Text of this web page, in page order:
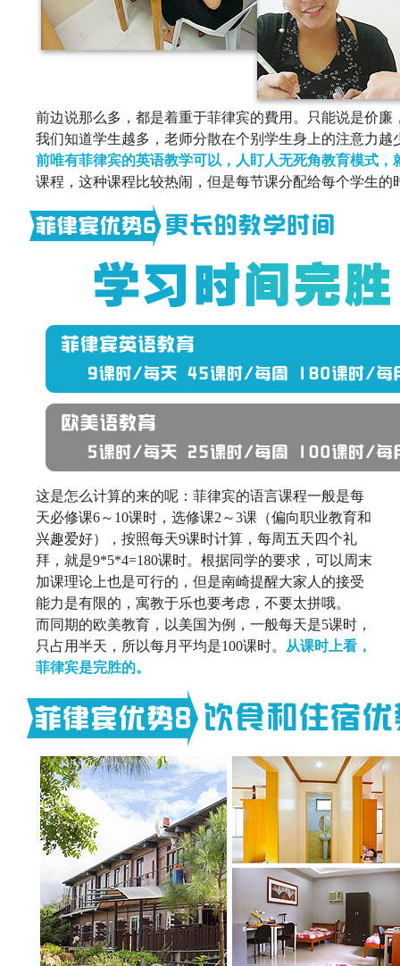
前边说那么多，都是着重于菲律宾的費用。只能说是价廉
我们知道学生越多，老师分散在个别学生身上的注意力
前唯有菲律宾的英语教学可以，人盯人无死角教育模式，
课程，这种课程比较热闹，但是每节课分配给每个学生的
这是怎么计算的来的呢：菲律宾的语言课程一般是每
天必修课6～10课时，选修课2～3课（偏向职业教育和
兴趣爱好），按照每天9课时计算，每周五天四个礼
拜，就是9*5*4=180课时。根据同学的要求，可以周末
加课理论上也是可行的，但是南崎提醒大家人的接受
能力是有限的，寓教于乐也要考虑，不要太拼哦。
而同期的欧美教育，以美国为例，一般每天是5课时，
只占用半天，所以每月平均是100课时。
从课时上看，
菲律宾是完胜的。